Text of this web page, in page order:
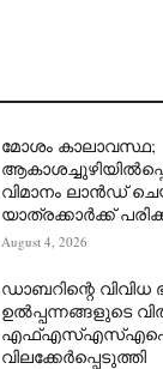
മോശം കാലാവസ്ഥ;
വിമാനം ലാന്‍ഡ്
യാത്രക്കാര്‍ക്ക്
August 4, 2026
ഡാബറിന്റെ വിവിധ
ഉൽപ്പന്നങ്ങളുടെ
വിലക്കേർപ്പെടുത്തി